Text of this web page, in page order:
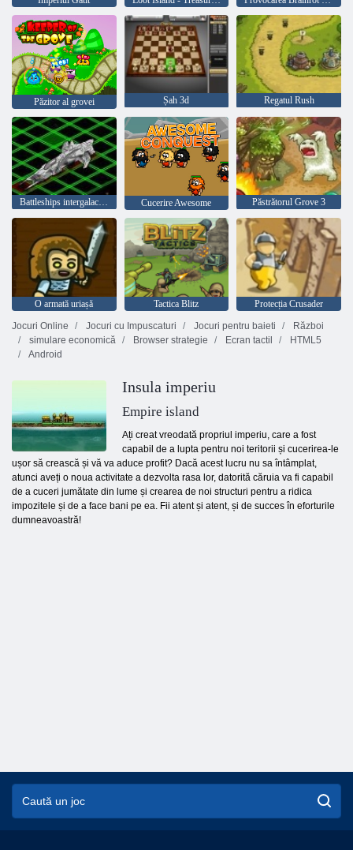
Păzitor al grovei Șah 3d Regatul Rush
Battleships intergalactici Cucerire Awesome Păstrătorul Grove 3
O armată uriașă Tactica Blitz
Protecția Crusader
Jocuri Online
Jocuri cu Impuscaturi Jocuri pentru baieti
Război
simulare economică
Browser strategie Ecran tactil
HTML5
Android
Insula imperiu
Empire island
Ați creat vreodată propriul imperiu, care a fost
capabil de a lupta pentru noi teritorii și cucerirea-le
ușor să crească și vă va aduce profit? Dacă acest lucru nu sa întâmplat,
atunci aveți o noua activitate a dezvolta rasa lor, datorită căruia va fi capabil
de a cuceri jumătate din lume și crearea de noi structuri pentru a ridica
impozitele și de a face bani pe ea. Fii atent și atent, și de succes în eforturile
dumneavoastră!